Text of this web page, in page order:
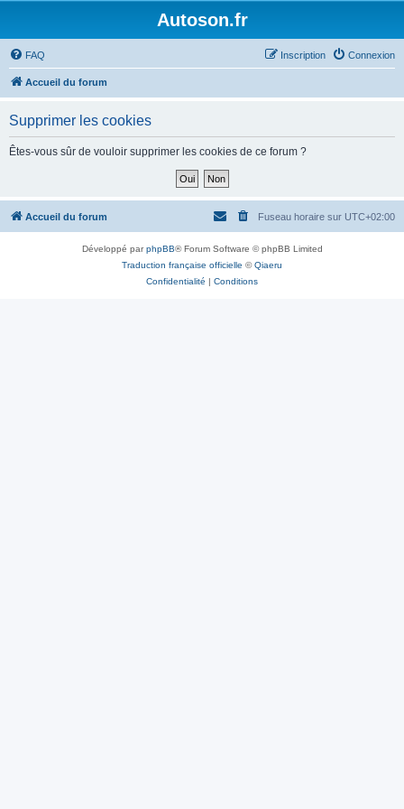
Autoson.fr
FAQ Connexion
Inscription
Accueil du forum
Supprimer les cookies
Êtes-vous sûr de vouloir supprimer les cookies de ce forum ?
Accueil du forum Fuseau horaire sur UTC+02:00
Développé parphpBB® Forum Software © phpBB Limited
Traduction française officielle ©Qiaeru
Confidentialité | Conditions